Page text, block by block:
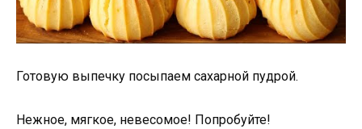
Готовую выпечку посыпаем сахарной пудрой.
Нежное, мягкое, невесомое! Попробуйте!